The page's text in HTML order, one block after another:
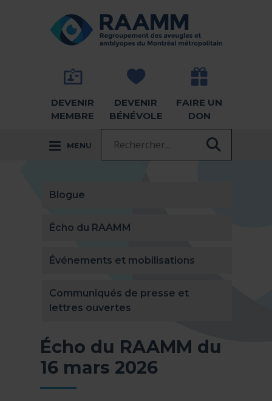
RETOUR À LA PAGE D'ACCUEIL -
DEVENIR
MEMBRE
DEVENIR
BÉNÉVOLE
FAIRE UN
DON
MENU
Blogue
Écho du RAAMM
Événements et mobilisations
Communiqués de presse et
lettres ouvertes
Écho du RAAMM du
16 mars 2026